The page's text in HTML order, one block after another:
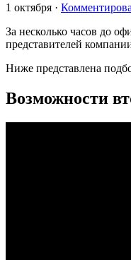
1 октября ·
За несколько часов до
представителей
Ниже представлена
Возможности